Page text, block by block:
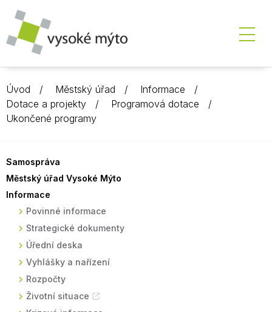
Úvod Městský úřad
Informace
Dotace a projekty
Programová dotace
Ukončené programy
Samospráva
Městský úřad Vysoké Mýto
Informace
Povinné informace
Strategické dokumenty
Úřední deska
Vyhlášky a nařízení
Rozpočty
Životní situace